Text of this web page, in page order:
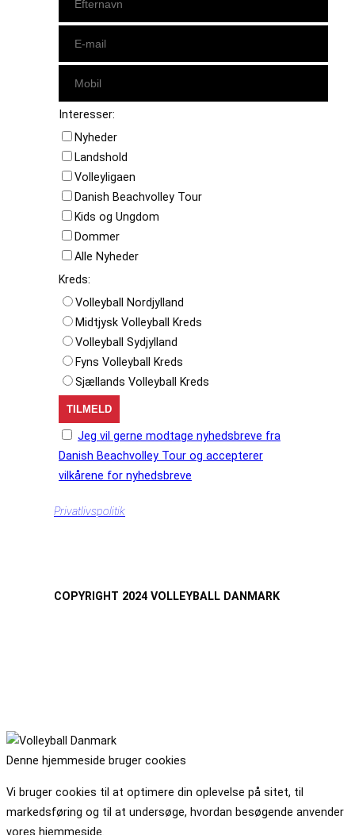
Interesser:
Nyheder
Landshold
Volleyligaen
Danish Beachvolley Tour
Kids og Ungdom
Dommer
Alle Nyheder
Kreds:
Volleyball Nordjylland
Midtjysk Volleyball Kreds
Volleyball Sydjylland
Fyns Volleyball Kreds
Sjællands Volleyball Kreds
Jeg vil gerne modtage nyhedsbreve fra
Danish Beachvolley Tour og accepterer
vilkårene for nyhedsbreve
Privatlivspolitik
COPYRIGHT 2024 VOLLEYBALL DANMARK
Denne hjemmeside bruger cookies
Vi bruger cookies til at optimere din oplevelse på sitet, til
markedsføring og til at undersøge, hvordan besøgende anvender
vores hjemmeside.